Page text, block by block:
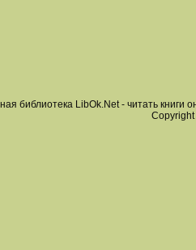
библиотека LibOk.Net - читать книги